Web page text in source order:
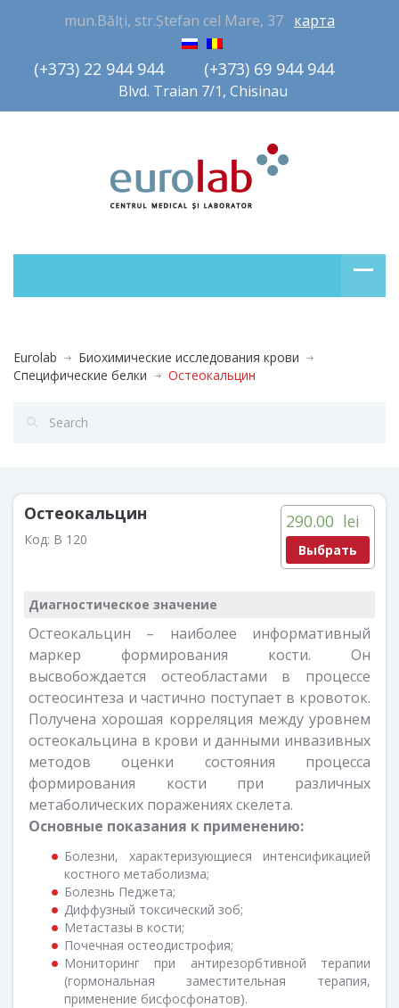
mun.Bălți, str.Ștefan cel Mare, 37 карта
(+373) 22 944 944         (+373) 69 944 944
Blvd. Traian 7/1, Chisinau
Eurolab
Биохимические исследования крови
Специфические белки
Остеокальцин
290.00 lei
Выбрать
Остеокальцин
Код: B 120
Диагностическое значение
Остеокальцин – наиболее информативный
маркер формирования кости. Он
высвобождается остеобластами в процессе
остеосинтеза и частично поступает в кровоток.
Получена хорошая корреляция между уровнем
остеокальцина в крови и данными инвазивных
методов оценки состояния процесса
формирования кости при различных
метаболических поражениях скелета.
Основные показания к применению:
Болезни, характеризующиеся интенсификацией
костного метаболизма;
Болезнь Педжета;
Диффузный токсический зоб;
Метастазы в кости;
Почечная остеодистрофия;
Мониторинг при антирезорбтивной терапии
(гормональная заместительная терапия,
применение бисфосфонатов).